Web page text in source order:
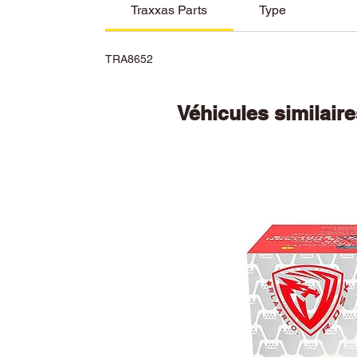
Traxxas Parts Type
TRA8652
Véhicules